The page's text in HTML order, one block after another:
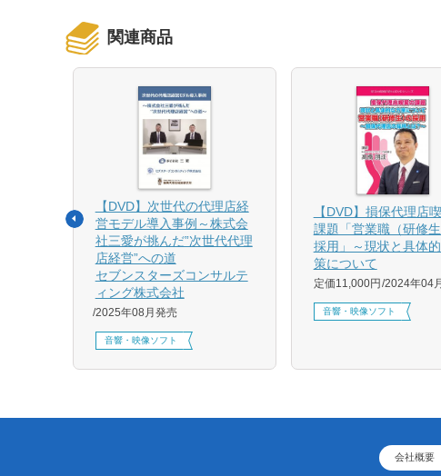
関連商品
【DVD】次世代の代理店経
営モデル導入事例～株式会
社三愛が挑んだ”次世代代理
店経営”への道
セブンスターズコンサルテ
ィング株式会社
2025年08月発売
音響・映像ソフト
【DVD】損保代理店
課題「営業職（研修
採用」～現状と具体
策について
定価11,000円 2024年04
音響・映像ソフト
会社概要